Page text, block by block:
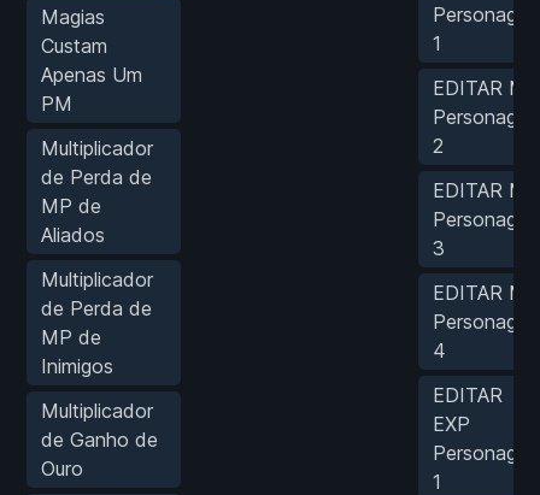
Magias
Custam
Apenas Um
PM
Multiplicador
de Perda de
MP de
Aliados
Multiplicador
de Perda de
MP de
Inimigos
Multiplicador
de Ganho de
Ouro
1
EDITAR MP
2
EDITAR MP
3
EDITAR MP
4
EDITAR
EXP
1